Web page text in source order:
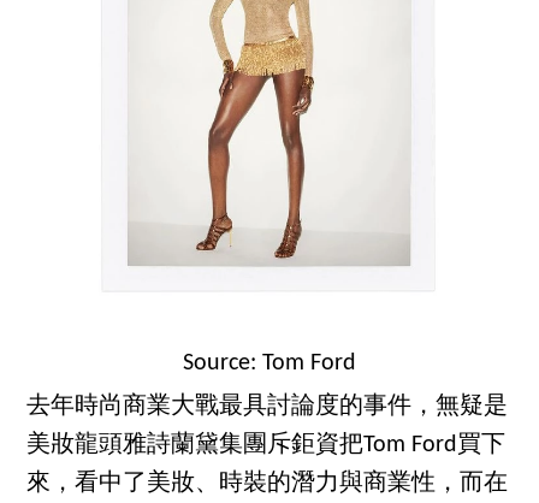
Source: Tom Ford
去年時尚商業大戰最具討論度的事件，無疑是
美妝龍頭雅詩蘭黛集團斥鉅資把Tom Ford買下
來，看中了美妝、時裝的潛力與商業性，而在